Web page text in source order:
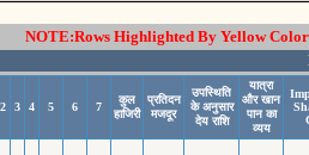
NOTE:Rows Highlighted By Yellow
2 3 4 5 6 7
कुल
हाजिरी
प्रतिदन
मजदूर
उपस्थिति
के अनुसार
देय राशि
यात्रा
और खान
पान का
व्यय